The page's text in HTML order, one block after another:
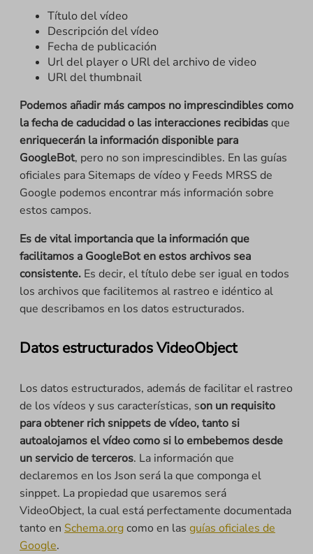
Título del vídeo
Descripción del vídeo
Fecha de publicación
Url del player o URl del archivo de video
URl del thumbnail
Podemos añadir más campos no imprescindibles como
la fecha de caducidad o las interacciones recibidasque
enriquecerán la información disponible para
GoogleBot, pero no son imprescindibles. En las guías
oficiales para Sitemaps de vídeo y Feeds MRSS de
Google podemos encontrar más información sobre
estos campos.
Es de vital importancia que la información que
facilitamos a GoogleBot en estos archivos sea
consistente. Es decir, el título debe ser igual en todos
los archivos que facilitemos al rastreo e idéntico al
que describamos en los datos estructurados.
Datos estructurados VideoObject
Los datos estructurados, además de facilitar el rastreo
de los vídeos y sus características, son un requisito
para obtener rich snippets de vídeo, tanto si
autoalojamos el vídeo como si lo embebemos desde
un servicio de terceros. La información que
declaremos en los Json será la que componga el
sinppet. La propiedad que usaremos será
VideoObject, la cual está perfectamente documentada
tanto en Schema.orgcomo en las guías oficiales de
Google.